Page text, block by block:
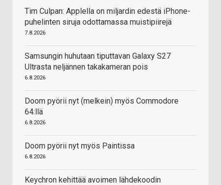
Tim Culpan: Applella on miljardin edestä iPhone-
puhelinten siruja odottamassa muistipiirejä
7.8.2026
Samsungin huhutaan tiputtavan Galaxy S27
Ultrasta neljännen takakameran pois
6.8.2026
Doom pyörii nyt (melkein) myös Commodore
64:llä
6.8.2026
Doom pyörii nyt myös Paintissa
6.8.2026
Keychron kehittää avoimen lähdekoodin